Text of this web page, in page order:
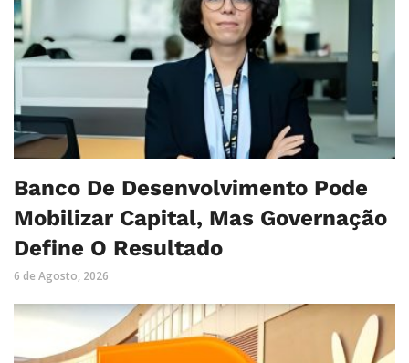
Banco De Desenvolvimento Pode
Mobilizar Capital, Mas Governação
Define O Resultado
6 de Agosto, 2026